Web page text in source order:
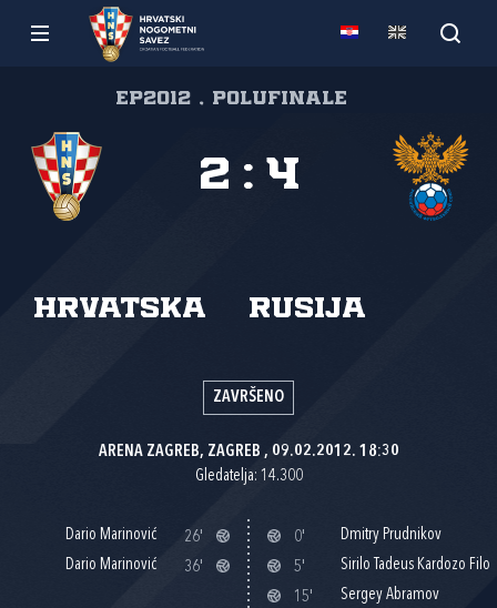
EP2012 , Polufinale
Hrvatska Rusija
2 : 4
ZAVRŠENO
ARENA ZAGREB, ZAGREB , 09.02.2012. 18:30
Gledatelja: 14.300
Dario Marinović
26'
Dario Marinović
36'
0'
Dmitry Prudnikov
5'
Sirilo Tadeus Kardozo Filo
15'
Sergey Abramov